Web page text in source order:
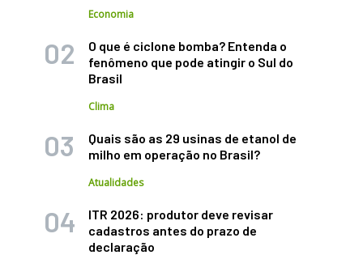
Economia
O que é ciclone bomba? Entenda o
fenômeno que pode atingir o Sul do
Brasil
Clima
Quais são as 29 usinas de etanol de
milho em operação no Brasil?
Atualidades
ITR 2026: produtor deve revisar
cadastros antes do prazo de
declaração